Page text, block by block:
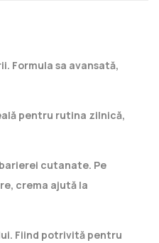
Formula sa avansată,
pentru rutina zilnică,
cutanate. Pe
crema ajută la
Fiind potrivită pentru